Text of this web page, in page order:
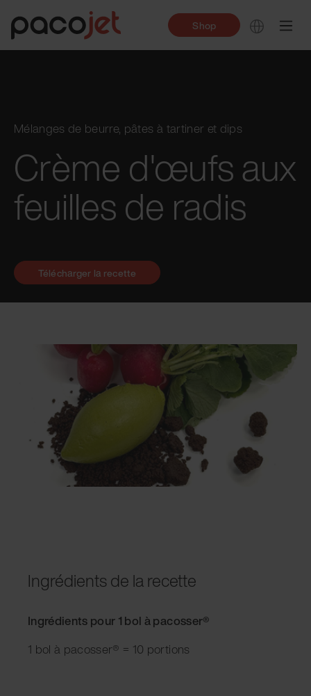
Shop
Mélanges de beurre, pâtes à tartiner et dips
Crème d'œufs aux
feuilles de radis
Ingrédients de la recette
Ingrédients pour 1 bol à pacosser®
1 bol à pacosser® = 10 portions
Télécharger la recette